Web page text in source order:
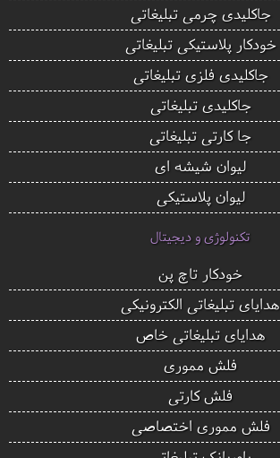
جاکلیدی چرمی تبلیغاتی
خودکار پلاستیکی تبلیغاتی
جاکلیدی فلزی تبلیغاتی
جاکلیدی تبلیغاتی
جا کارتی تبلیغاتی
لیوان شیشه ای
لیوان پلاستیکی
تکنولوژی و دیجیتال
خودکار تاچ پن
هدایای تبلیغاتی الکترونیکی
هدایای تبلیغاتی خاص
فلش مموری
فلش کارتی
فلش مموری اختصاصی